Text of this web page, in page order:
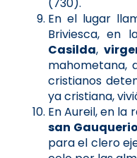
En el lugar
Briviesca, en
Casilda,
mahometana,
cristianos
ya cristiana,
En Aureil, en la
san Gauquerio
para el clero